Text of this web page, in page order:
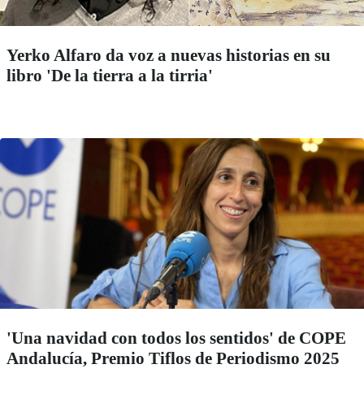
Yerko Alfaro da voz a nuevas historias en su
libro 'De la tierra a la tirria'
'Una navidad con todos los sentidos' de COPE
Andalucía, Premio Tiflos de Periodismo 2025